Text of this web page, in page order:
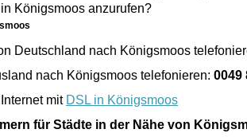
Königsmoos anzurufen?
Deutschland nach Königsmoos
nach Königsmoos telefonieren: 0049
mit DSL in Königsmoos
für Städte in der Nähe von